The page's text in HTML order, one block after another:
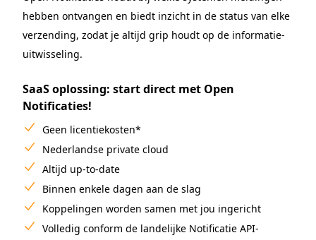
hebben ontvangen en biedt inzicht in de status van elke
verzending, zodat je altijd grip houdt op de informatie-
uitwisseling.
SaaS oplossing: start direct met Open
Notificaties!
Geen licentiekosten*
Nederlandse private cloud
Altijd up-to-date
Binnen enkele dagen aan de slag
Koppelingen worden samen met jou ingericht
Volledig conform de landelijke Notificatie API-